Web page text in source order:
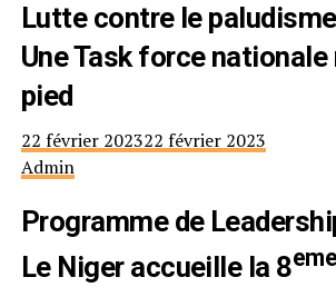
Lutte contre le
Une Task force
pied
22 février 202322 février 2023
Admin
Programme de
Le Niger accueille la 8eme